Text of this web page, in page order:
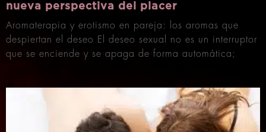
nueva perspectiva del placer
Aromaterapia y erotismo en pareja: los aromas que
despiertan el deseo El deseo sexual no es un interruptor
que se enciende y se apaga de forma automática;